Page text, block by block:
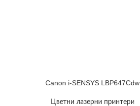
Canon i-SENSYS LBP647Cdw
Цветни лазерни принтери